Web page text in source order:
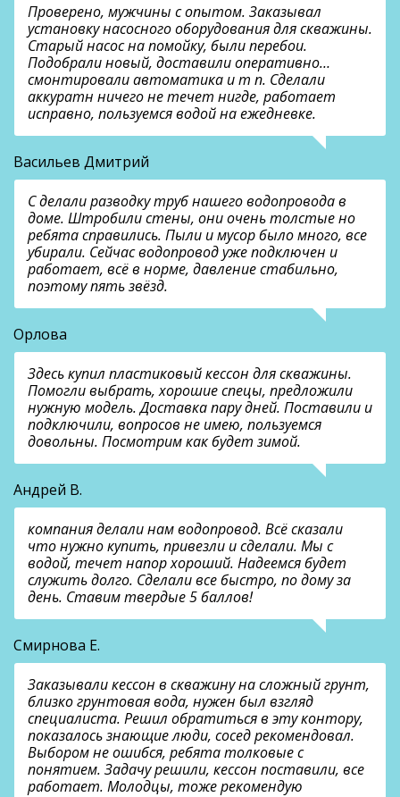
Проверено, мужчины с опытом. Заказывал
установку насосного оборудования для скважины.
Старый насос на помойку, были перебои.
Подобрали новый, доставили оперативно…
смонтировали автоматика и т п. Сделали
аккуратн ничего не течет нигде, работает
исправно, пользуемся водой на ежедневке.
Васильев Дмитрий
С делали разводку труб нашего водопровода в
доме. Штробили стены, они очень толстые но
ребята справились. Пыли и мусор было много, все
убирали. Сейчас водопровод уже подключен и
работает, всё в норме, давление стабильно,
поэтому пять звёзд.
Орлова
Здесь купил пластиковый кессон для скважины.
Помогли выбрать, хорошие спецы, предложили
нужную модель. Доставка пару дней. Поставили и
подключили, вопросов не имею, пользуемся
довольны. Посмотрим как будет зимой.
Андрей В.
компания делали нам водопровод. Всё сказали
что нужно купить, привезли и сделали. Мы с
водой, течет напор хороший. Надеемся будет
служить долго. Сделали все быстро, по дому за
день. Ставим твердые 5 баллов!
Смирнова Е.
Заказывали кессон в скважину на сложный грунт,
близко грунтовая вода, нужен был взгляд
специалиста. Решил обратиться в эту контору,
показалось знающие люди, сосед рекомендовал.
Выбором не ошибся, ребята толковые с
понятием. Задачу решили, кессон поставили, все
работает. Молодцы, тоже рекомендую